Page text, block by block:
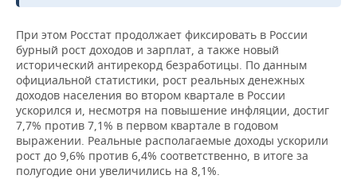
При этом Росстат продолжает фиксировать в России
бурный рост доходов и зарплат, а также новый
исторический антирекорд безработицы. По данным
официальной статистики, рост реальных денежных
доходов населения во втором квартале в России
ускорился и, несмотря на повышение инфляции, достиг
7,7% против 7,1% в первом квартале в годовом
выражении. Реальные располагаемые доходы ускорили
рост до 9,6% против 6,4% соответственно, в итоге за
полугодие они увеличились на 8,1%.